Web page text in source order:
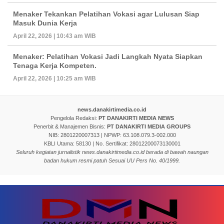
Menaker Tekankan Pelatihan Vokasi agar Lulusan Siap
Masuk Dunia Kerja
April 22, 2026 | 10:43 am WIB
Menaker: Pelatihan Vokasi Jadi Langkah Nyata Siapkan
Tenaga Kerja Kompeten.
April 22, 2026 | 10:25 am WIB
news.danakirtimedia.co.id
Pengelola Redaksi: PT DANAKIRTI MEDIA NEWS
Penerbit & Manajemen Bisnis: PT DANAKIRTI MEDIA GROUPS
NIB: 2801220007313 | NPWP: 63.108.079.3-002.000
KBLI Utama: 58130 | No. Sertifikat: 28012200073130001
Seluruh kegiatan jurnalistik news.danakirtimedia.co.id berada di bawah naungan
badan hukum resmi patuh Sesuai UU Pers No. 40/1999.